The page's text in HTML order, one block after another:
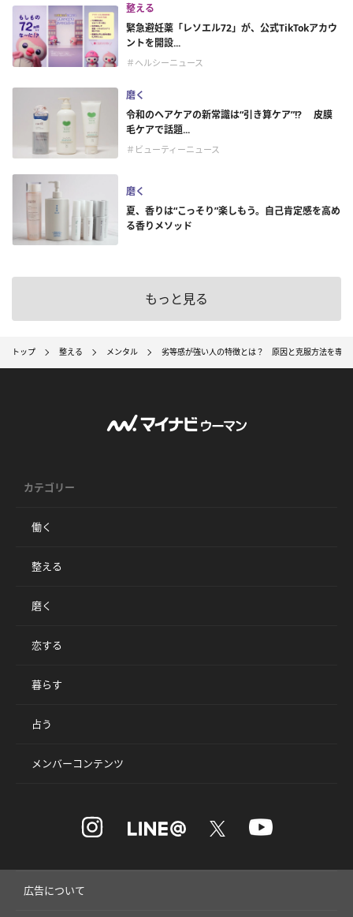
整える
緊急避妊薬「レソエル72」が、公式TikTokアカウ
ントを開設...
＃ヘルシーニュース
磨く
令和のヘアケアの新常識は“引き算ケア”!? 皮膜
毛ケアで話題...
＃ビューティーニュース
磨く
夏、香りは“こっそり”楽しもう。自己肯定感を高め
る香りメソッド
もっと見る
トップ 整える メンタル 劣等感が強い人の特徴とは？ 原因と克服方法を専門
カテゴリー
働く
整える
磨く
恋する
暮らす
占う
メンバーコンテンツ
広告について